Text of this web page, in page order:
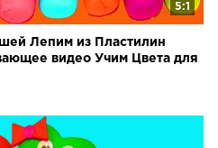
5:1
Лепим из Пластилин
видео Учим Цвета для